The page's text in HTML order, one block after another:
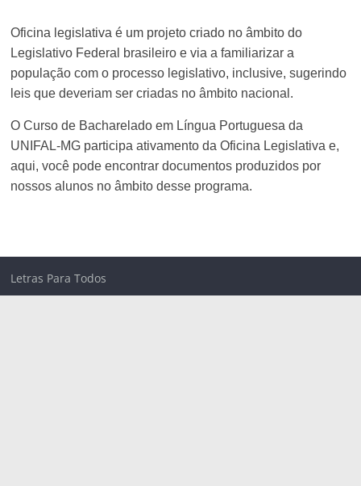
Oficina legislativa é um projeto criado no âmbito do
Legislativo Federal brasileiro e via a familiarizar a
população com o processo legislativo, inclusive, sugerindo
leis que deveriam ser criadas no âmbito nacional.
O Curso de Bacharelado em Língua Portuguesa da
UNIFAL-MG participa ativamento da Oficina Legislativa e,
aqui, você pode encontrar documentos produzidos por
nossos alunos no âmbito desse programa.
Letras Para Todos